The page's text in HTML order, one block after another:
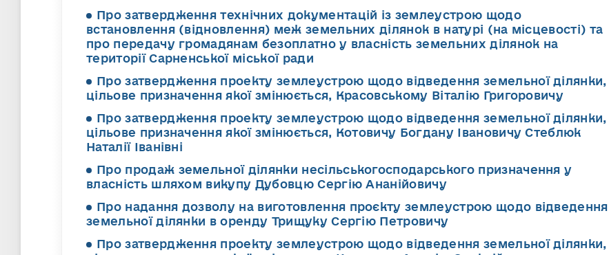
Про затвердження технічних документацій із землеустрою щодо
встановлення (відновлення) меж земельних ділянок в натурі (на місцевості) та
про передачу громадянам безоплатно у власність земельних ділянок на
території Сарненської міської ради
Про затвердження проекту землеустрою щодо відведення земельної ділянки,
цільове призначення якої змінюється, Красовському Віталію Григоровичу
Про затвердження проекту землеустрою щодо відведення земельної ділянки,
цільове призначення якої змінюється, Котовичу Богдану Івановичу Стеблюк
Наталії Іванівні
Про продаж земельної ділянки несільськогосподарського призначення у
власність шляхом викупу Дубовцю Сергію Ананійовичу
Про надання дозволу на виготовлення проєкту землеустрою щодо відведення
земельної ділянки в оренду Трищуку Сергію Петровичу
Про затвердження проекту землеустрою щодо відведення земельної ділянки,